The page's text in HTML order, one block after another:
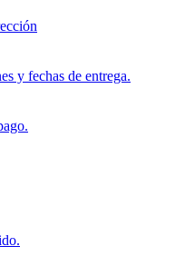
y fechas de entrega.